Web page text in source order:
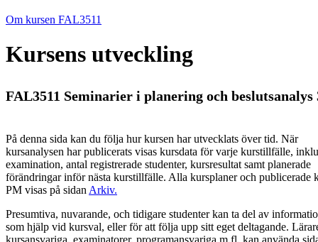
Om kursen FAL3511
Kursens utveckling
FAL3511 Seminarier i planering och beslutsanalys
På denna sida kan du följa hur kursen har utvecklats över tid. När
kursanalysen har publicerats visas kursdata för varje kurstillfälle,
examination, antal registrerade studenter, kursresultat samt planerade
förändringar inför nästa kurstillfälle. Alla kursplaner och publicerade
PM visas på sidan Arkiv.
Presumtiva, nuvarande, och tidigare studenter kan ta del av
som hjälp vid kursval, eller för att följa upp sitt eget deltagande.
kursansvariga, examinatorer, programansvariga m.fl. kan använda